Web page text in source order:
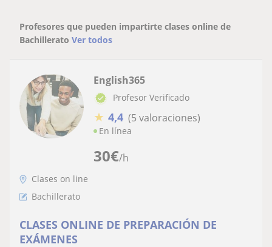
Profesores que pueden impartirte clases online de
Bachillerato Ver todos
30€/h
English365
Profesor Verificado
★ 4,4 (5 valoraciones)
En línea
Clases on line
Bachillerato
CLASES ONLINE DE PREPARACIÓN DE
EXÁMENES